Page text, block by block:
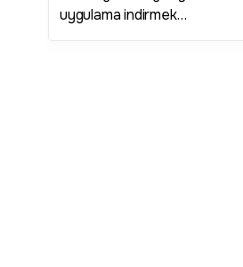
uygulama indirmek